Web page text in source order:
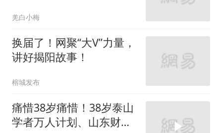
羌白小梅
换届了！网聚“大V”力量，
讲好揭阳故事！
榕城发布
痛惜38岁痛惜！38岁泰山
学者万人计划、山东财大